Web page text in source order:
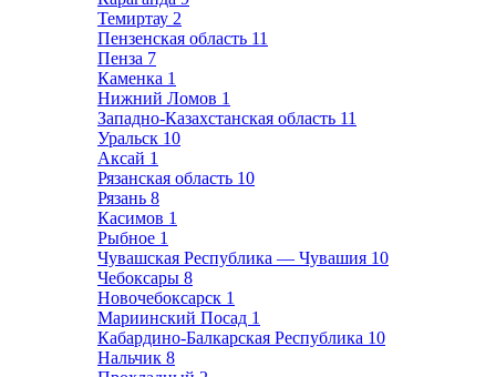
Темиртау 2
Пензенская область 11
Пенза 7
Каменка 1
Нижний Ломов 1
Западно-Казахстанская область 11
Уральск 10
Аксай 1
Рязанская область 10
Рязань 8
Касимов 1
Рыбное 1
Чувашская Республика — Чувашия 10
Чебоксары 8
Новочебоксарск 1
Мариинский Посад 1
Кабардино-Балкарская Республика 10
Нальчик 8